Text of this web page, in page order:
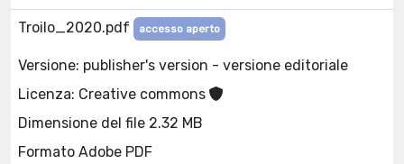
Troilo_2020.pdf accesso aperto
Versione: publisher's version - versione editoriale
Licenza: Creative commons
Dimensione del file 2.32 MB
Formato Adobe PDF